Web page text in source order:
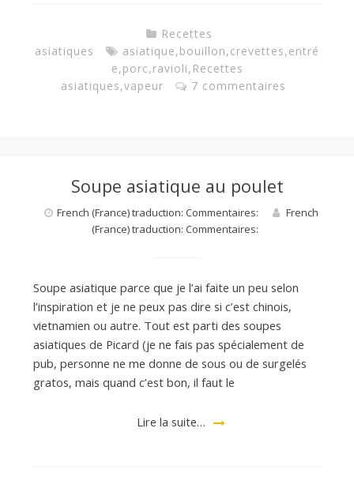
Recettes
asiatiques
asiatique,bouillon,crevettes,entré
e,porc,ravioli, Recettes
asiatiques,vapeur 7 commentaires
Soupe asiatique au poulet
French (France) traduction: Commentaires:
French
(France) traduction: Commentaires:
Soupe asiatique parce que je l’ai faite un peu selon
l’inspiration et je ne peux pas dire si c’est chinois,
vietnamien ou autre. Tout est parti des soupes
asiatiques de Picard (je ne fais pas spécialement de
pub, personne ne me donne de sous ou de surgelés
gratos, mais quand c’est bon, il faut le
Lire la suite…